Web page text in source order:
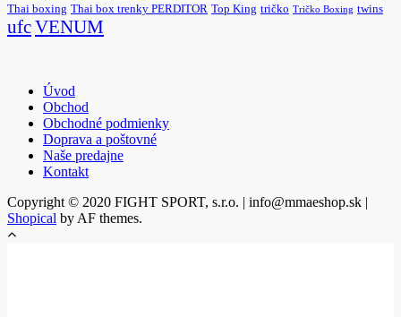
Thai boxing Thai box trenky PERDITOR Top King tričko Tričko Boxing twins
ufcVENUM
Úvod
Obchod
Obchodné podmienky
Doprava a poštovné
Naše predajne
Kontakt
Copyright © 2020 FIGHT SPORT, s.r.o. | info@mmaeshop.sk |
Shopical by AF themes.